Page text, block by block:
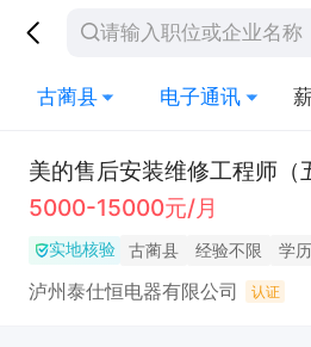
古蔺县 电子通讯
美的售后安装维修工程师（
5000-15000元/月
实地核验 古蔺县 经验不限 学
泸州泰仕恒电器有限公司 认证